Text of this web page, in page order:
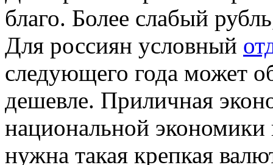
благо. Более слабый
Для россиян условный
следующего года может
дешевле. Приличная
национальной
нужна такая крепкая